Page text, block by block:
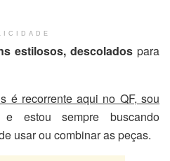
estilosos, descolados para
é recorrente aqui no QF, sou
estou sempre buscando
usar ou combinar as peças.